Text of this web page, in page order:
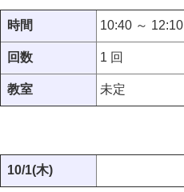
時間 10:40 ～ 12:10
回数 1 回
教室 未定
10/1(木)